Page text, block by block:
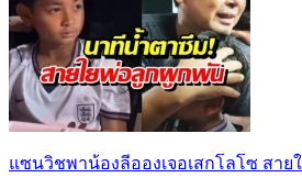
แซนวิชพาน้องลีอองเจอเสกโลโซ สา